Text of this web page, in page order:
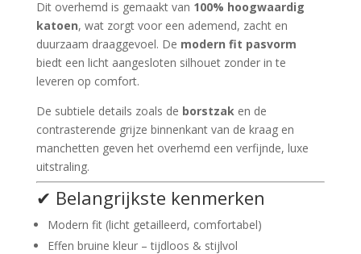
Dit overhemd is gemaakt van 100% hoogwaardig
katoen, wat zorgt voor een ademend, zacht en
duurzaam draaggevoel. De modern fit pasvorm
biedt een licht aangesloten silhouet zonder in te
leveren op comfort.
De subtiele details zoals de borstzaken de
contrasterende grijze binnenkant van de kraag en
manchetten geven het overhemd een verfijnde, luxe
uitstraling.
✔ Belangrijkste kenmerken
Modern fit (licht getailleerd, comfortabel)
Effen bruine kleur – tijdloos & stijlvol